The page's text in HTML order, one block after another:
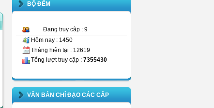
BỘ ĐẾM
Đang truy cập : 9
Hôm nay : 1450
Tháng hiện tại : 12619
Tổng lượt truy cập : 7355430
VĂN BẢN CHỈ ĐẠO CÁC CẤP